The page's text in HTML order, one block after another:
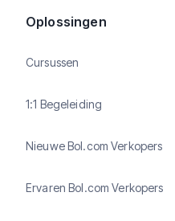
Oplossingen
Cursussen
1:1 Begeleiding
Nieuwe Bol.com Verkopers
Ervaren Bol.com Verkopers